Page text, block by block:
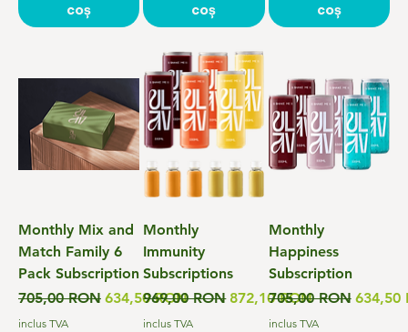
coș
coș
coș
Monthly Mix and
Match Family 6
Pack Subscription
Preț normal
705,00 RON Preț redus
634,50 RON
inclus TVA
Monthly
Immunity
Subscriptions
Preț normal
969,00 RON Preț redus
872,10 RON
inclus TVA
Monthly
Happiness
Subscription
Preț normal
705,00 RON Preț
634,50
inclus TVA